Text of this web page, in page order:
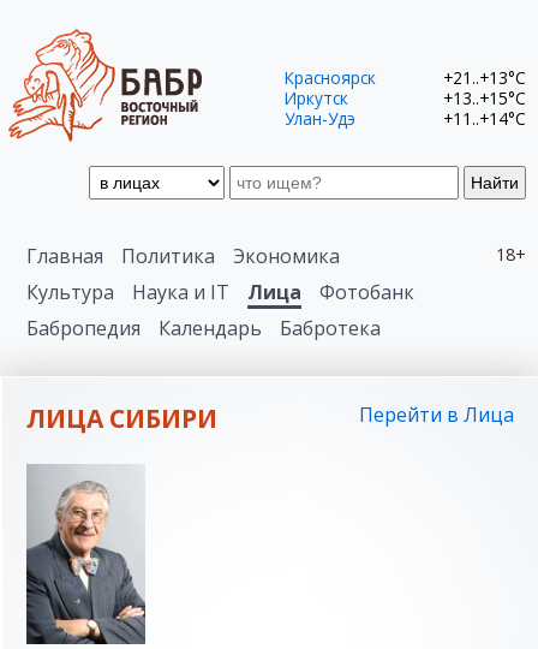
Найти
Красноярск
+21..+13°C
Иркутск
+13..+15°C
Улан-Удэ
+11..+14°C
18+
Главная Политика
Экономика
Культура
Наука и IT Лица
Фотобанк
Бабропедия
Календарь Бабротека
ЛИЦА СИБИРИ Перейти в Лица